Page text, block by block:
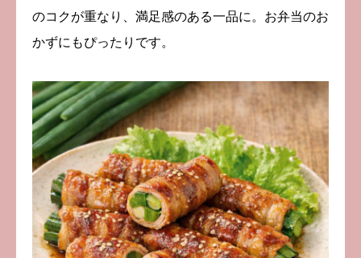
のコクが重なり、満足感のある一品に。お弁当のお
かずにもぴったりです。